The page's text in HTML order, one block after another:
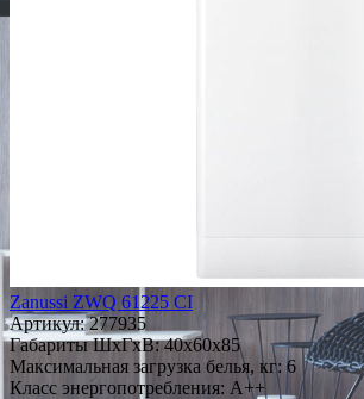
Zanussi ZWQ 61225 CI
Артикул:277935
Габариты ШxГxВ: 40x60x85
Максимальная загрузка белья, кг: 6
Класс энергопотребления: A++